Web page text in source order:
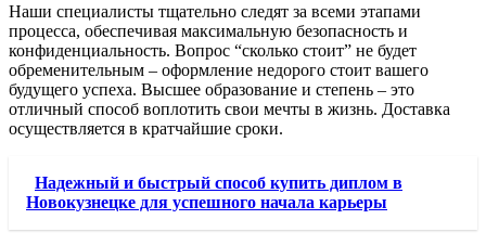
Наши специалисты тщательно следят за всеми этапами
процесса, обеспечивая максимальную безопасность и
конфиденциальность. Вопрос “сколько стоит” не будет
обременительным – оформление недорого стоит вашего
будущего успеха. Высшее образование и степень – это
отличный способ воплотить свои мечты в жизнь. Доставка
осуществляется в кратчайшие сроки.
Надежный и быстрый способ купить диплом в
Новокузнецке для успешного начала карьеры